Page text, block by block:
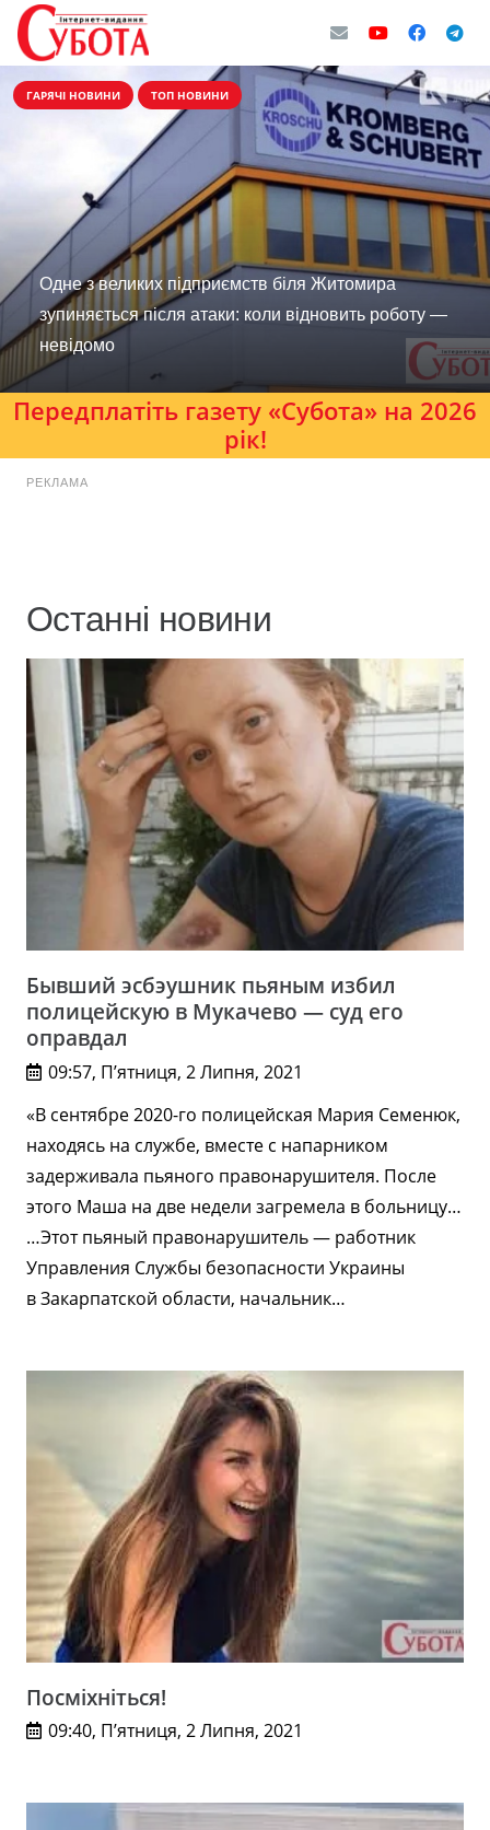
ГАРЯЧІ НОВИНИ ТОП НОВИНИ
Одне з великих підприємств біля Житомира
зупиняється після атаки: коли відновить роботу —
невідомо
Передплатіть газету «Субота» на 2026
рік!
РЕКЛАМА
Останні новини
Бывший эсбэушник пьяным избил
полицейскую в Мукачево — суд его
оправдал
09:57, П’ятниця, 2 Липня, 2021
«В сентябре 2020-го полицейская Мария Семенюк,
находясь на службе, вместе с напарником
задерживала пьяного правонарушителя. После
этого Маша на две недели загремела в больницу…
…Этот пьяный правонарушитель — работник
Управления Службы безопасности Украины
в Закарпатской области, начальник…
Посміхніться!
09:40, П’ятниця, 2 Липня, 2021